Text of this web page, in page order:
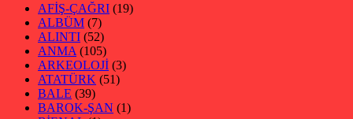
AFİŞ-ÇAĞRI (19)
ALBÜM (7)
ALINTI (52)
ANMA (105)
ARKEOLOJİ (3)
ATATÜRK (51)
BALE (39)
BAROK-ŞAN (1)